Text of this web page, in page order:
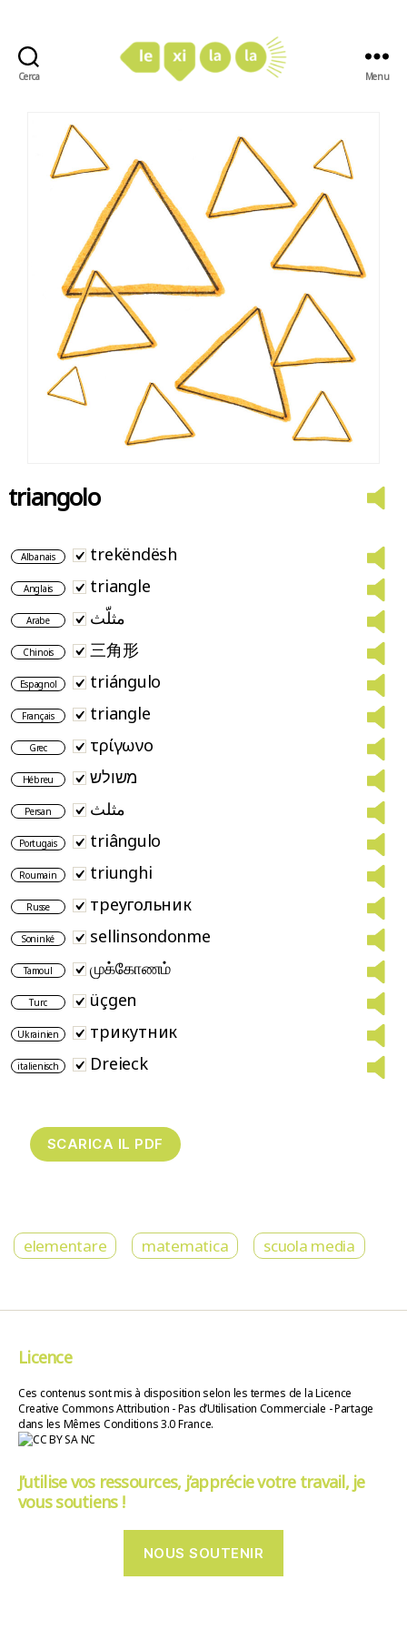
Cerca Menu
triangolo
Albanais trekëndësh
Anglais triangle
Arabe مثلّث
Chinois 三角形
Espagnol triángulo
Français triangle
Grec τρίγωνο
Hébreu משולש
Persan مثلث
Portugais triângulo
Roumain triunghi
Russe треугольник
Soninké sellinsondonme
Tamoul முக்கோணம்
Turc üçgen
Ukrainien трикутник
italienisch Dreieck
elementare matematica scuola media
Licence
Ces contenus sont mis à disposition selon les termes de la Licence
Creative Commons Attribution - Pas d’Utilisation Commerciale - Partage
dans les Mêmes Conditions 3.0 France.
J’utilise vos ressources, j’apprécie votre travail, je
vous soutiens !
NOUS SOUTENIR